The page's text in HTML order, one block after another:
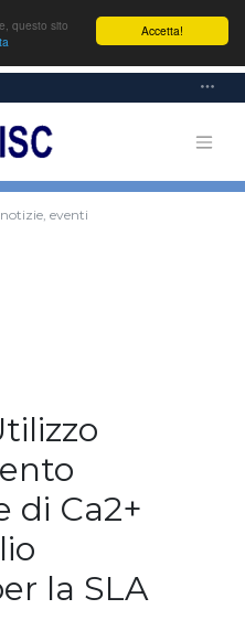
Accetta!
questo sito
eventi
di Ca2+
la SLA